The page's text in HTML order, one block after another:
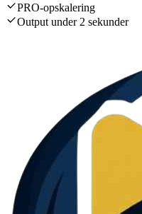
PRO-opskalering
Output under 2 sekunder